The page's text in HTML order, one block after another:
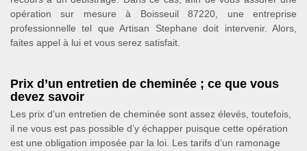
opération sur mesure à Boisseuil 87220, une entreprise
professionnelle tel que Artisan Stephane doit intervenir. Alors,
faites appel à lui et vous serez satisfait.
Prix d’un entretien de cheminée ; ce que vous
devez savoir
Les prix d’un entretien de cheminée sont assez élevés, toutefois,
il ne vous est pas possible d’y échapper puisque cette opération
est une obligation imposée par la loi. Les tarifs d’un ramonage